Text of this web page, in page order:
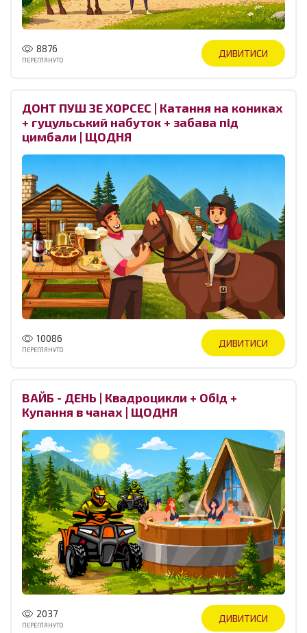
8876
ПЕРЕГЛЯНУТО
ДИВИТИСИ
ДОНТ ПУШ ЗЕ ХОРСЕС | Катання на кониках
+ гуцульський набуток + забава під
цимбали | ЩОДНЯ
10086
ПЕРЕГЛЯНУТО
ДИВИТИСИ
ВАЙБ - ДЕНЬ | Квадроцикли + Обід +
Купання в чанах | ЩОДНЯ
2037
ПЕРЕГЛЯНУТО
ДИВИТИСИ